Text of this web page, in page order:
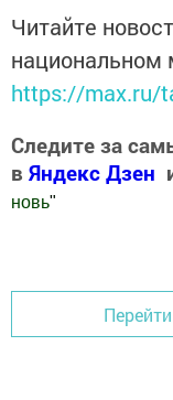
Читайте
https://max.ru/
Следите за
в Яндекс Дзен
новь"